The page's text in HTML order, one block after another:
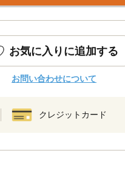
お気に入りに追加する
お問い合わせについて
クレジットカード